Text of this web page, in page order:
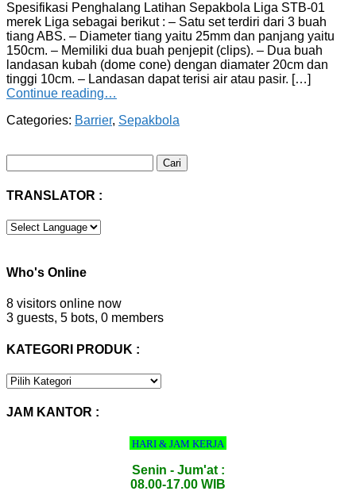
Spesifikasi Penghalang Latihan Sepakbola Liga STB-01
merek Liga sebagai berikut : – Satu set terdiri dari 3 buah
tiang ABS. – Diameter tiang yaitu 25mm dan panjang yaitu
150cm. – Memiliki dua buah penjepit (clips). – Dua buah
landasan kubah (dome cone) dengan diamater 20cm dan
tinggi 10cm. – Landasan dapat terisi air atau pasir. […]
Continue reading…
Categories: Barrier, Sepakbola
untuk:
TRANSLATOR :
Who's Online
8 visitors online now
3 guests, 5 bots, 0 members
KATEGORI PRODUK :
KATEGORI
JAM KANTOR :
HARI & JAM KERJA
Senin - Jum'at :
08.00-17.00 WIB